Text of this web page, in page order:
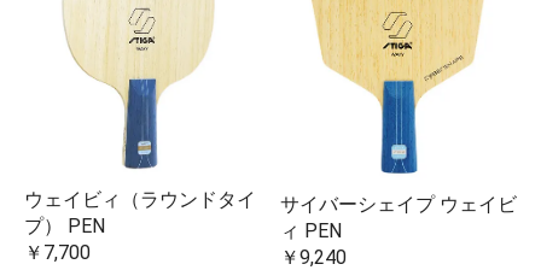
ウェイビィ（ラウンドタイ
プ） PEN
￥7,700
サイバーシェイプ ウェイビ
ィ PEN
￥9,240